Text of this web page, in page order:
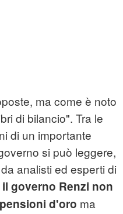
ma come è noto
di bilancio". Tra le
di un importante
si può leggere,
analisti ed esperti di
il governo Renzi non
d'oro ma